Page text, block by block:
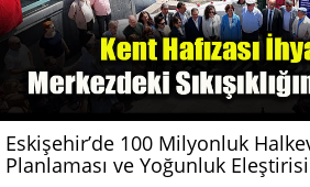
Eskişehir’de 100 Milyonluk
Planlaması ve Yoğunluk Eleştirisi